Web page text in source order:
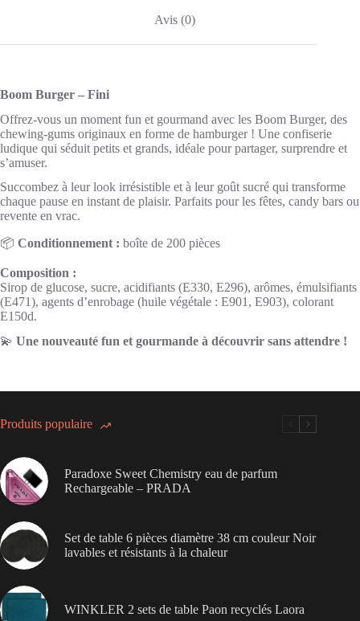
Avis (0)
Boom Burger – Fini
Offrez-vous un moment fun et gourmand avec les Boom Burger, des
chewing-gums originaux en forme de hamburger ! Une confiserie
ludique qui séduit petits et grands, idéale pour partager, surprendre et
s’amuser.
Succombez à leur look irrésistible et à leur goût sucré qui transforme
chaque pause en instant de plaisir. Parfaits pour les fêtes, candy bars ou
revente en vrac.
📦 Conditionnement : boîte de 200 pièces
Composition :
Sirop de glucose, sucre, acidifiants (E330, E296), arômes, émulsifiants
(E471), agents d’enrobage (huile végétale : E901, E903), colorant
E150d.
💫 Une nouveauté fun et gourmande à découvrir sans attendre !
Produits populaire
Paradoxe Sweet Chemistry eau de parfum
Rechargeable – PRADA
Set de table 6 pièces diamètre 38 cm couleur Noir
lavables et résistants à la chaleur
WINKLER 2 sets de table Paon recyclés Laora